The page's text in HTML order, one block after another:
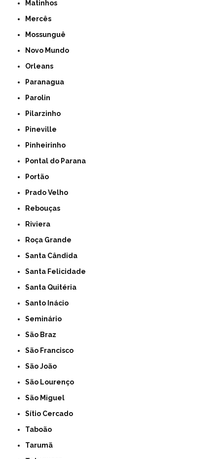
Matinhos
Mercês
Mossunguê
Novo Mundo
Orleans
Paranagua
Parolin
Pilarzinho
Pineville
Pinheirinho
Pontal do Parana
Portão
Prado Velho
Rebouças
Riviera
Roça Grande
Santa Cândida
Santa Felicidade
Santa Quitéria
Santo Inácio
Seminário
São Braz
São Francisco
São João
São Lourenço
São Miguel
Sítio Cercado
Taboão
Tarumã